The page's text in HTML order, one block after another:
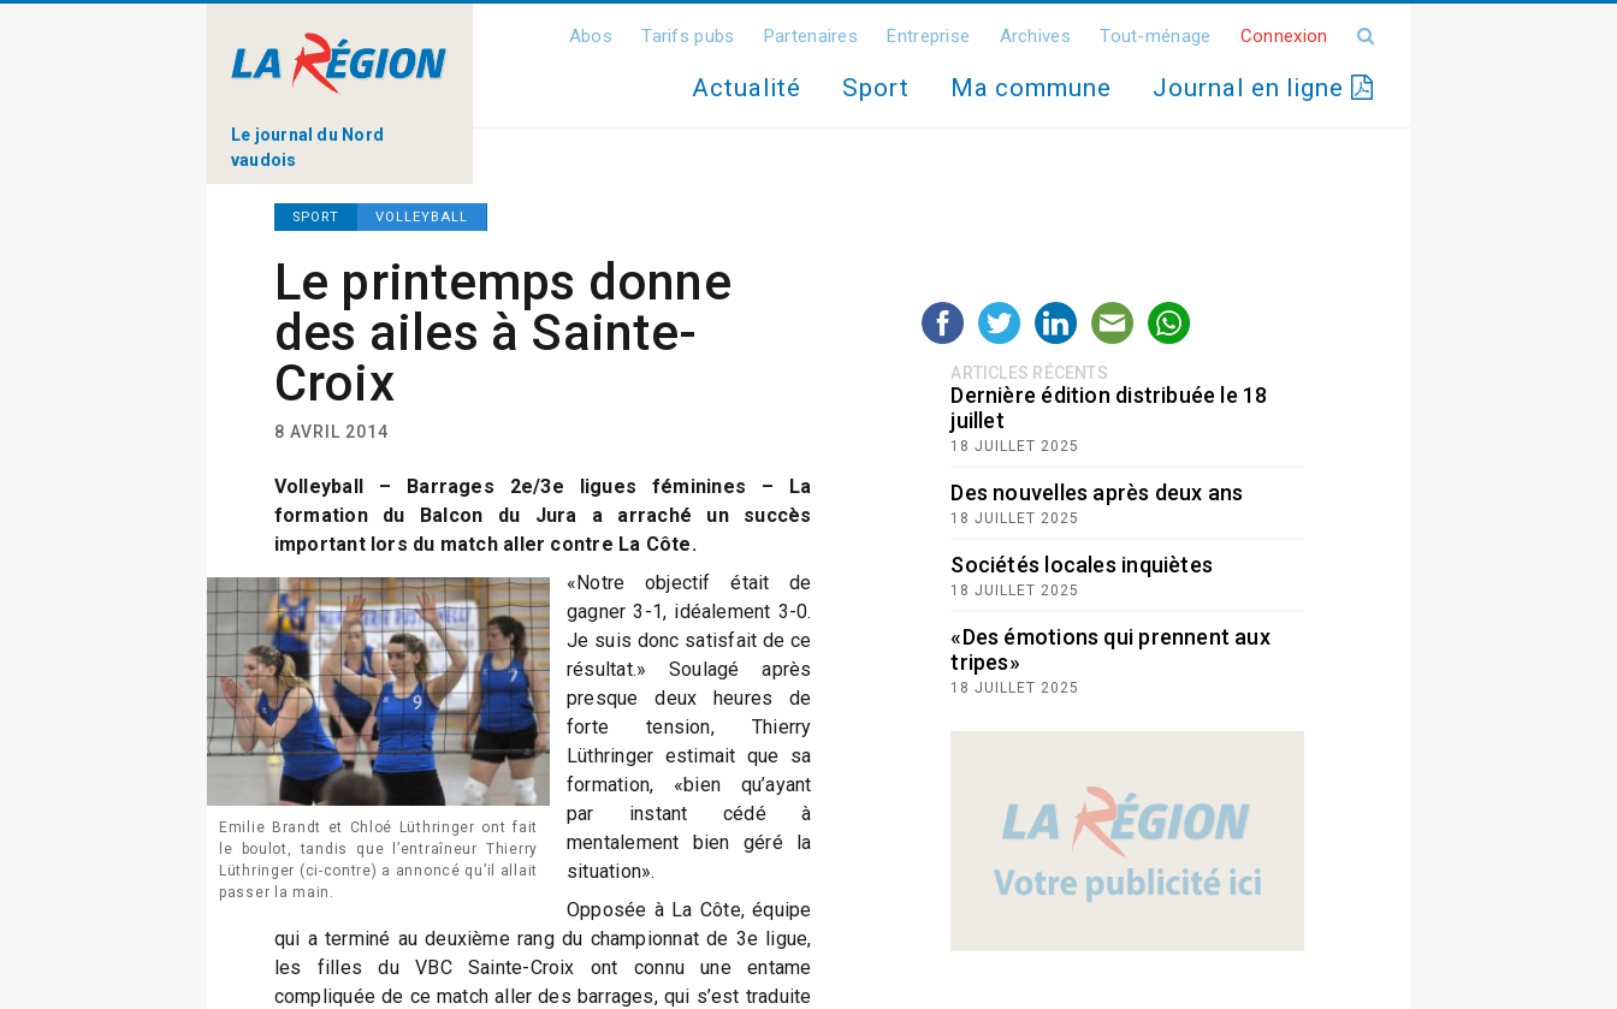
Le journal du Nord
vaudois
Abos Tarifs pubs Partenaires Entreprise Archives Tout-ménage Connexion
Actualité Sport Ma commune Journal en ligne
SPORT VOLLEYBALL
Le printemps donne
des ailes à Sainte-
Croix
8 AVRIL 2014
Volleyball – Barrages 2e/3e ligues féminines – La
formation du Balcon du Jura a arraché un succès
important lors du match aller contre La Côte.
Emilie Brandt et Chloé Lüthringer ont fait
le boulot, tandis que l’entraîneur Thierry
Lüthringer (ci-contre) a annoncé qu’il allait
passer la main.
«Notre objectif était de
gagner 3-1, idéalement 3-0.
Je suis donc satisfait de ce
résultat.» Soulagé après
presque deux heures de
forte tension, Thierry
Lüthringer estimait que sa
formation, «bien qu’ayant
par instant cédé à
mentalement bien géré la
situation».
Opposée à La Côte, équipe
qui a terminé au deuxième rang du championnat de 3e ligue,
les filles du VBC Sainte-Croix ont connu une entame
compliquée de ce match aller des barrages, qui s’est traduite
ARTICLES RÉCENTS
Dernière édition distribuée le 18
juillet
18 JUILLET 2025
Des nouvelles après deux ans
18 JUILLET 2025
Sociétés locales inquiètes
18 JUILLET 2025
«Des émotions qui prennent aux
tripes»
18 JUILLET 2025